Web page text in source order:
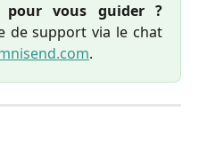
pour vous guider ?
de support via le chat
.